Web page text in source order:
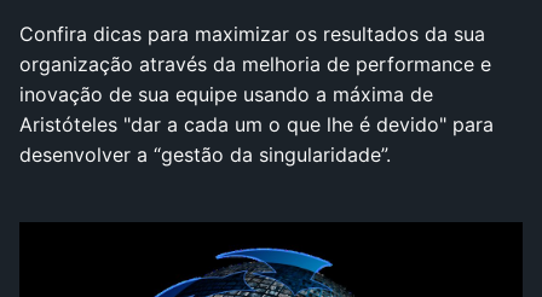
Confira dicas para maximizar os resultados da sua
organização através da melhoria de performance e
inovação de sua equipe usando a máxima de
Aristóteles "dar a cada um o que lhe é devido" para
desenvolver a “gestão da singularidade”.